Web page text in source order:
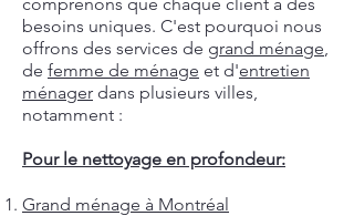
besoins uniques. C'est pourquoi nous
offrons des services de grand ménage,
de femme de ménage et d'entretien
ménager dans plusieurs villes,
notamment :
Pour le nettoyage en profondeur:
Grand ménage à Montréal